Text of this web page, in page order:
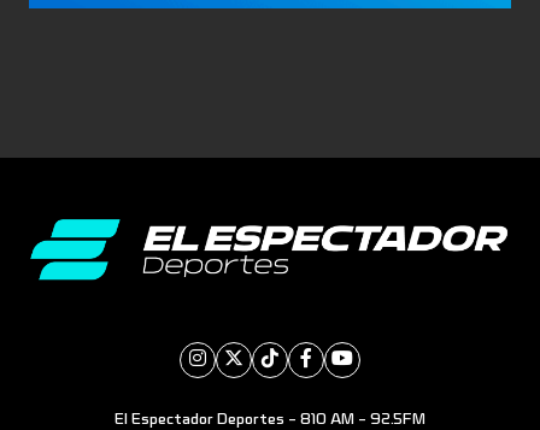
El Espectador Deportes - 810 AM - 92.5FM